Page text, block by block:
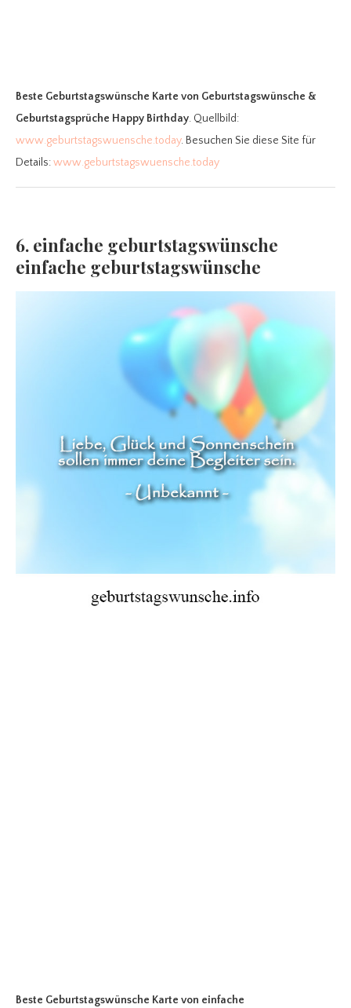
Beste Geburtstagswünsche Karte von Geburtstagswünsche &
Geburtstagsprüche Happy Birthday. Quellbild:
www.geburtstagswuensche.today. Besuchen Sie diese Site für
Details:www.geburtstagswuensche.today
6. einfache geburtstagswünsche
einfache geburtstagswünsche
Beste Geburtstagswünsche Karte von einfache